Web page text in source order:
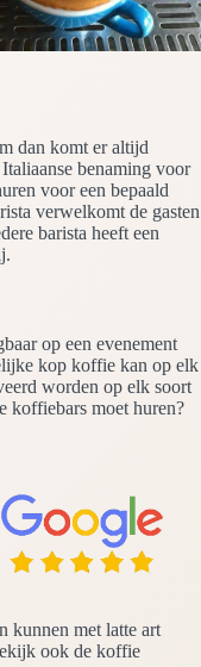
dan komt er altijd
benaming voor
voor een bepaald
verwelkomt de gasten
barista heeft een
op een evenement
kop koffie kan op elk
worden op elk soort
koffiebars moet huren?
kunnen met latte art
ook de koffie